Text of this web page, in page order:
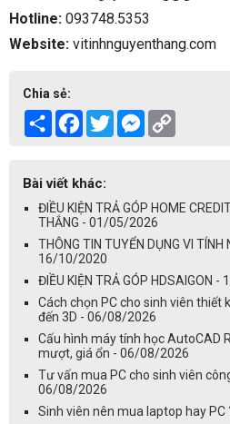
Hotline: 093748.5353
Website: vitinhnguyenthang.com
Chia sẻ:
Share Facebook
TwitterMessenger
Bài viết khác:
ĐIỀU KIỆN TRẢ GÓP HOME
THẮNG - 01/05/2026
THÔNG TIN TUYỂN DỤNG VI
16/10/2020
ĐIỀU KIỆN TRẢ GÓP HDSAIGON
Cách chọn PC cho sinh viên thiết
đến 3D - 06/08/2026
Cấu hình máy tính học AutoCAD
mượt, giá ổn - 06/08/2026
Tư vấn mua PC cho sinh viên
06/08/2026
Sinh viên nên mua laptop hay